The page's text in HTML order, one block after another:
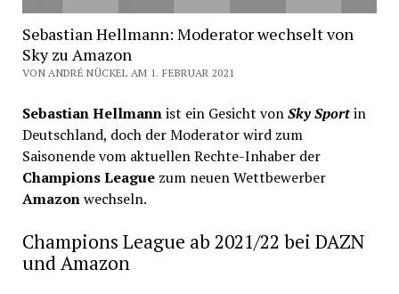
Sebastian Hellmann: Moderator wechselt von
Sky zu Amazon
VON ANDRÉ NÜCKEL AM 1. FEBRUAR 2021
Sebastian Hellmannist ein Gesicht vonSky Sportin
Deutschland, doch der Moderator wird zum
Saisonende vom aktuellen Rechte-Inhaber der
Champions Leaguezum neuen Wettbewerber
Amazonwechseln.
Champions League ab 2021/22 bei DAZN
und Amazon